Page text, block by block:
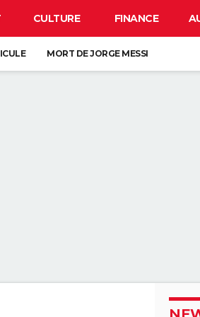
CULTURE FINANCE
MORT DE JORGE MESSI